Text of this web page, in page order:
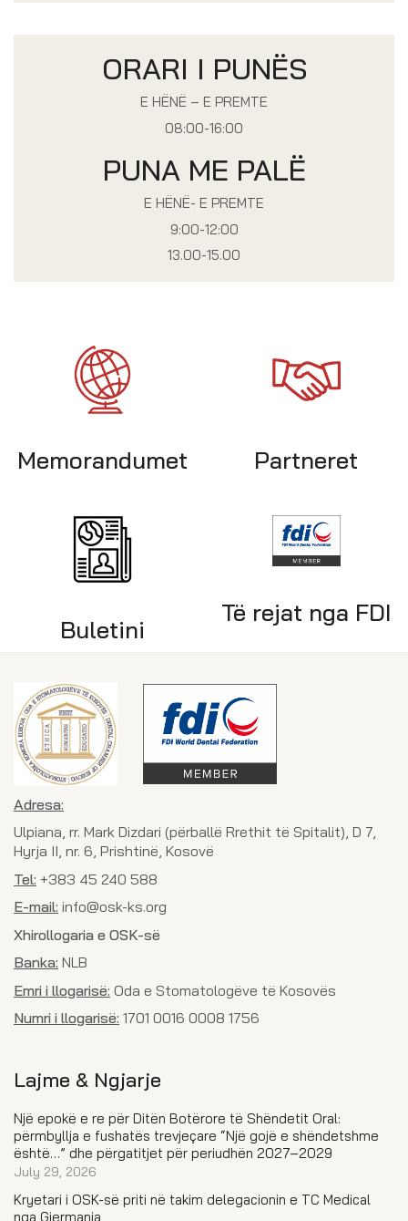
ORARI I PUNËS
E HËNË – E PREMTE
08:00-16:00
PUNA ME PALË
E HËNË- E PREMTE
9:00-12:00
13.00-15.00
Memorandumet Partneret
Buletini
Të rejat nga FDI
Adresa:
Ulpiana, rr. Mark Dizdari (përballë Rrethit të Spitalit), D 7,
Hyrja II, nr. 6, Prishtinë, Kosovë
Tel: +383 45 240 588
E-mail: info@osk-ks.org
Xhirollogaria e OSK-së
Banka: NLB
Emri i llogarisë: Oda e Stomatologëve të Kosovës
Numri i llogarisë: 1701 0016 0008 1756
Lajme & Ngjarje
Një epokë e re për Ditën Botërore të Shëndetit Oral:
përmbyllja e fushatës trevjeçare “Një gojë e shëndetshme
është…” dhe përgatitjet për periudhën 2027–2029
July 29, 2026
Kryetari i OSK-së priti në takim delegacionin e TC Medical
nga Gjermania